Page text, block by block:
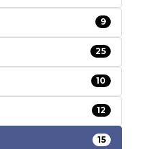
9
25
10
12
15